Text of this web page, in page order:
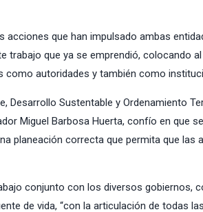
que han impulsado ambas
trabajo que ya se emprendió, colocando
autoridades y también como
Desarrollo Sustentable y Ordenamiento
Miguel Barbosa Huerta, confío en que
planeación correcta que permita que
conjunto con los diversos gobiernos,
de vida, “con la articulación de todas